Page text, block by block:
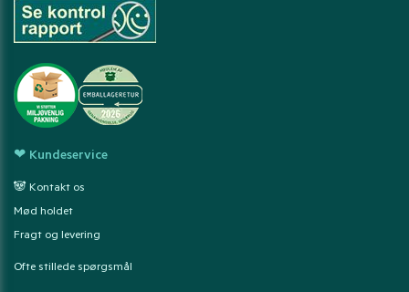
❤ Kundeservice
🐼 Kontakt os
Mød holdet
Fragt og levering
Ofte stillede spørgsmål